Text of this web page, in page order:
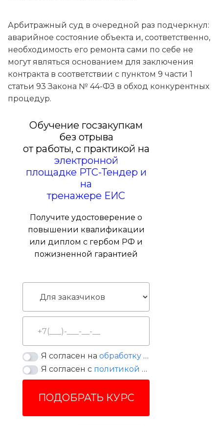
Арбитражный суд в очередной раз подчеркнул:
аварийное состояние объекта и, соответственно,
необходимость его ремонта сами по себе не
могут являться основанием для заключения
контракта в соответствии с пунктом 9 части 1
статьи 93 Закона № 44-ФЗ в обход конкурентных
процедур.
Обучение госзакупкам
без отрыва
от работы, с практикой на
электронной
площадке РТС-Тендер и
на
тренажере ЕИС
Получите удостоверение о
повышении квалификации
или диплом с гербом РФ и
пожизненной гарантией
Я согласен на обработку персональных данных
Я согласен с политикой конфиденциальности